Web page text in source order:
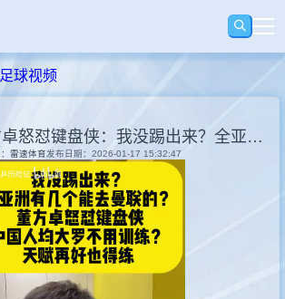
足球直播
篮球直播
足球录像
足球视频
[体育视频]董方卓怒怼键盘侠：我没踢出来？全亚洲有几个能去曼联的？
雷速体育发布日期：2026-01-17 15:32:47